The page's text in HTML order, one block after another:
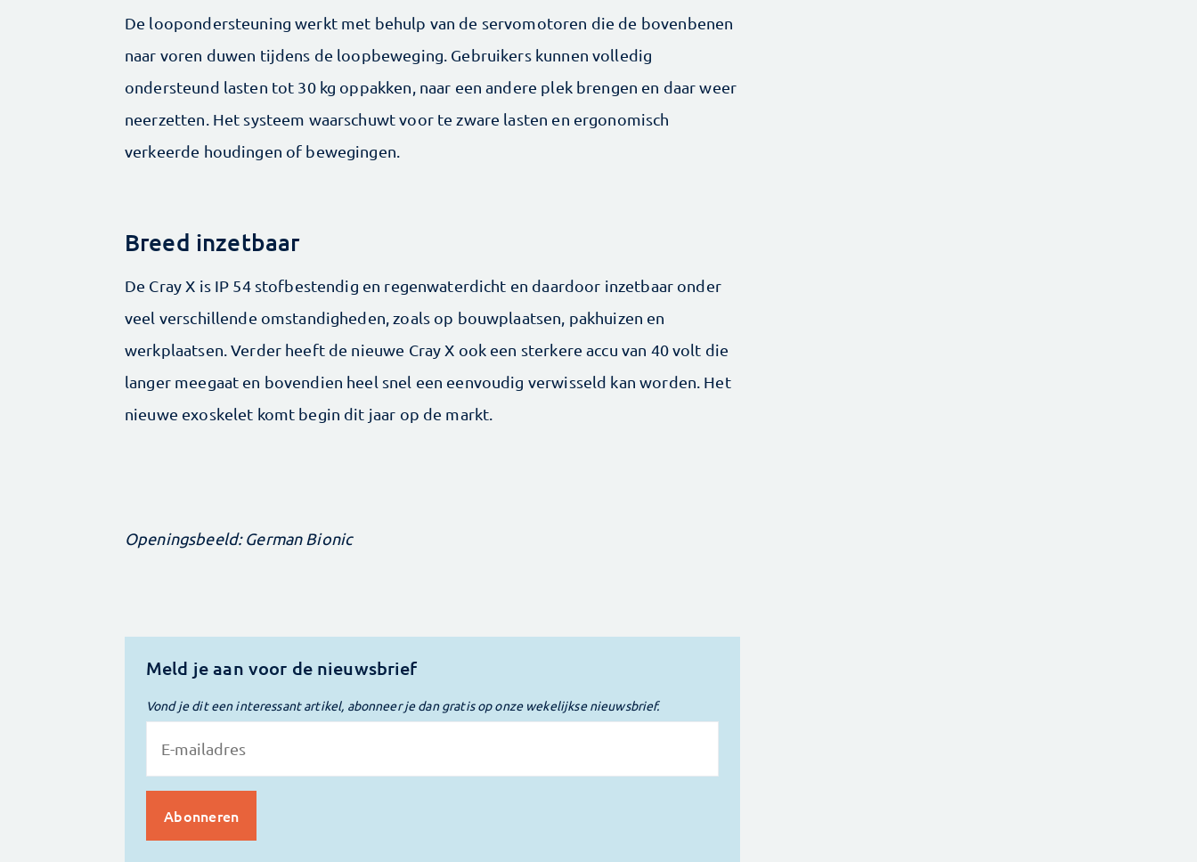
De loopondersteuning werkt met behulp van de servomotoren die de bovenbenen
naar voren duwen tijdens de loopbeweging. Gebruikers kunnen volledig
ondersteund lasten tot 30 kg oppakken, naar een andere plek brengen en daar weer
neerzetten. Het systeem waarschuwt voor te zware lasten en ergonomisch
verkeerde houdingen of bewegingen.
Breed inzetbaar
De Cray X is IP 54 stofbestendig en regenwaterdicht en daardoor inzetbaar onder
veel verschillende omstandigheden, zoals op bouwplaatsen, pakhuizen en
werkplaatsen. Verder heeft de nieuwe Cray X ook een sterkere accu van 40 volt die
langer meegaat en bovendien heel snel een eenvoudig verwisseld kan worden. Het
nieuwe exoskelet komt begin dit jaar op de markt.
Openingsbeeld: German Bionic
Meld je aan voor de nieuwsbrief
Vond je dit een interessant artikel, abonneer je dan gratis op onze wekelijkse nieuwsbrief.